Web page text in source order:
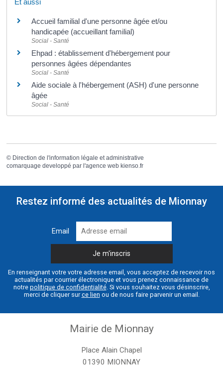
Accueil familial d'une personne âgée et/ou
handicapée (accueillant familial)
Social - Santé
Ehpad : établissement d'hébergement pour
personnes âgées dépendantes
Social - Santé
Aide sociale à l'hébergement (ASH) d'une personne
âgée
Social - Santé
© Direction de l'information légale et administrative
comarquage developpé par l'agence web kienso.fr
Restez informé des actualités de Mionnay
Email
En renseignant votre votre adresse email, vous acceptez de recevoir nos
actualités par courrier électronique et vous prenez connaissance de
notre politique de confidentialité. Si vous souhaitez vous désinscrire,
merci de cliquer surce lien ou de nous faire parvenir un email.
Mairie de Mionnay
Place Alain Chapel
01390 MIONNAY